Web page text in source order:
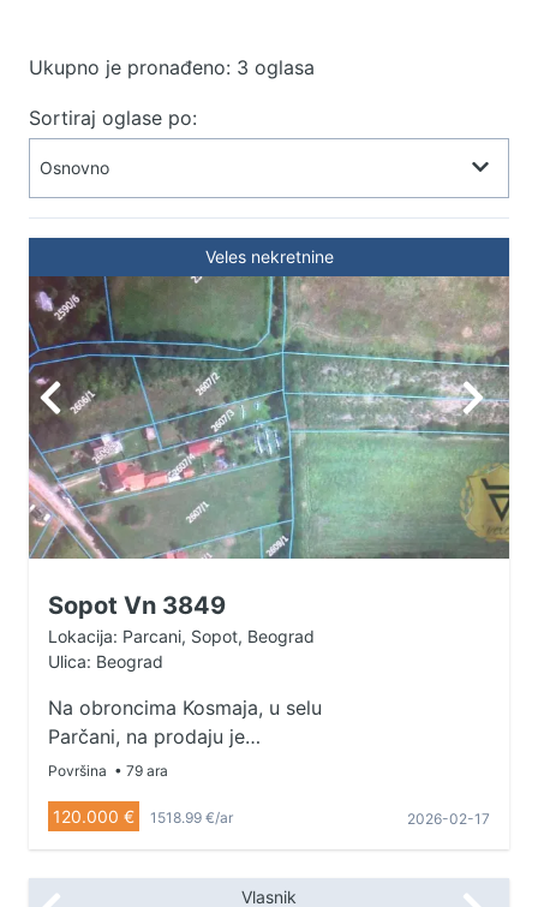
Ukupno je pronađeno: 3 oglasa
Sortiraj oglase po:
Veles nekretnine
Sopot Vn 3849
Lokacija: Parcani, Sopot, Beograd
Ulica: Beograd
Na obroncima Kosmaja, u selu
Parčani, na prodaju je
poljoprivredno zemljište površine
zelenom okruženju, idealnom za
odmor i beg od gradske gužve. U
neposrednoj blizini su izgrađene
Površina • 79 ara
120.000 € 1518.99 €/ar 2026-02-17
Vlasnik